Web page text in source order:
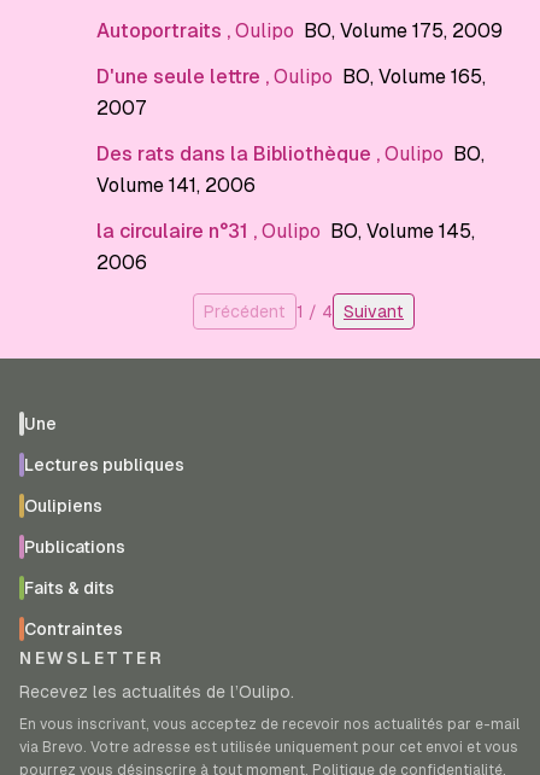
Autoportraits , Oulipo BO, Volume 175, 2009
D'une seule lettre , Oulipo BO, Volume 165,
2007
Des rats dans la Bibliothèque , Oulipo BO,
Volume 141, 2006
la circulaire n°31 , Oulipo BO, Volume 145,
2006
Précédent 1 / 4 Suivant
Une
Lectures publiques
Oulipiens
Publications
Faits & dits
Contraintes
NEWSLETTER
Recevez les actualités de l’Oulipo.
En vous inscrivant, vous acceptez de recevoir nos actualités par e-mail
via Brevo. Votre adresse est utilisée uniquement pour cet envoi et vous
pourrez vous désinscrire à tout moment. Politique de confidentialité.